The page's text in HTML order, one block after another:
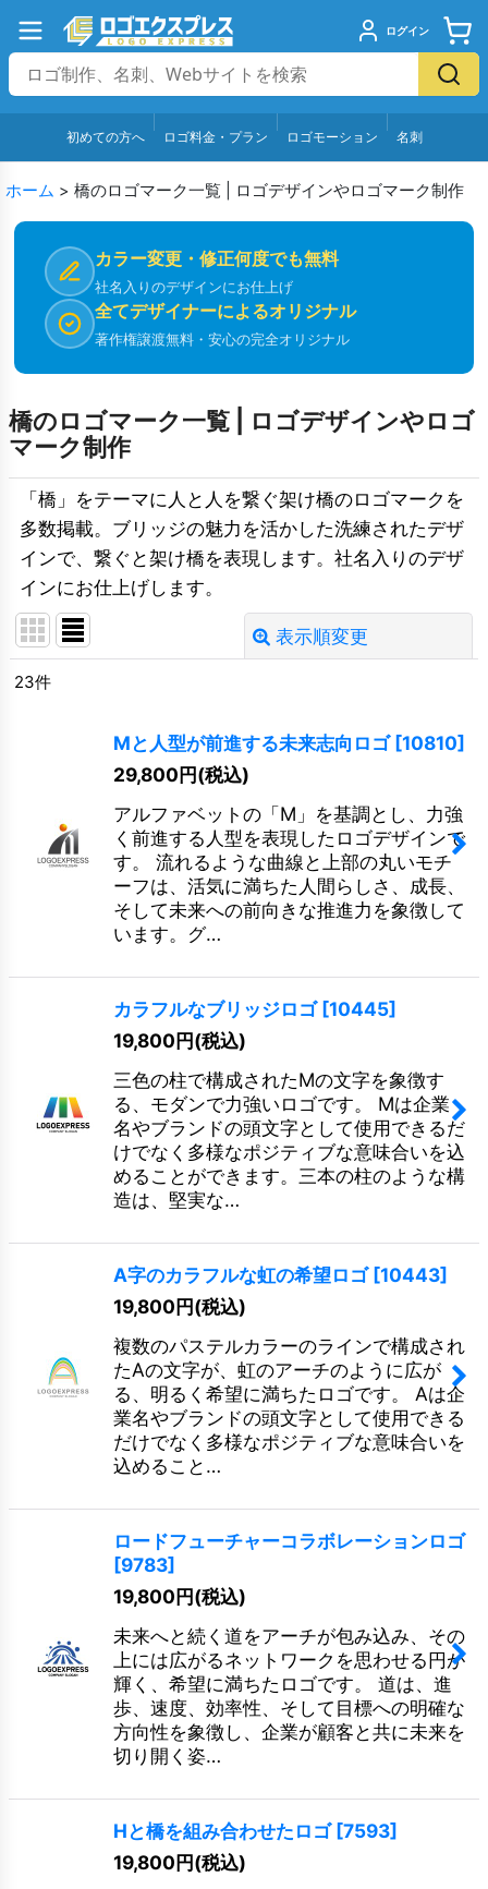
ログイン
初めての方へ ロゴ料金・プラン ロゴモーション 名刺
ホーム > 橋のロゴマーク一覧 | ロゴデザインやロゴマーク制作
カラー変更・修正何度でも無料
社名入りのデザインにお仕上げ
全てデザイナーによるオリジナル
著作権譲渡無料・安心の完全オリジナル
橋のロゴマーク一覧 | ロゴデザインやロゴ
マーク制作
「橋」をテーマに人と人を繋ぐ架け橋のロゴマークを
多数掲載。ブリッジの魅力を活かした洗練されたデザ
インで、繋ぐと架け橋を表現します。社名入りのデザ
インにお仕上げします。
表示順変更
絞り込む
23件
Mと人型が前進する未来志向ロゴ [10810]
29,800円(税込)
アルファベットの「M」を基調とし、力強
く前進する人型を表現したロゴデザインで
す。 流れるような曲線と上部の丸いモチ
ーフは、活気に満ちた人間らしさ、成長、
そして未来への前向きな推進力を象徴して
います。グ…
カラフルなブリッジロゴ [10445]
19,800円(税込)
三色の柱で構成されたMの文字を象徴す
る、モダンで力強いロゴです。 Mは企業
名やブランドの頭文字として使用できるだ
けでなく多様なポジティブな意味合いを込
めることができます。三本の柱のような構
造は、堅実な…
A字のカラフルな虹の希望ロゴ [10443]
19,800円(税込)
複数のパステルカラーのラインで構成され
たAの文字が、虹のアーチのように広が
る、明るく希望に満ちたロゴです。 Aは企
業名やブランドの頭文字として使用できる
だけでなく多様なポジティブな意味合いを
込めること…
ロードフューチャーコラボレーションロゴ
[9783]
19,800円(税込)
未来へと続く道をアーチが包み込み、その
上には広がるネットワークを思わせる円が
輝く、希望に満ちたロゴです。 道は、進
歩、速度、効率性、そして目標への明確な
方向性を象徴し、企業が顧客と共に未来を
切り開く姿…
Hと橋を組み合わせたロゴ [7593]
19,800円(税込)